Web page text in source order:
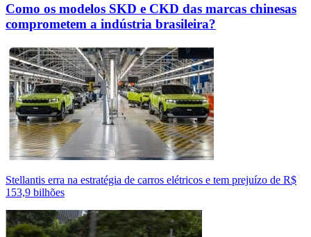
Como os modelos SKD e CKD das marcas chinesas
comprometem a indústria brasileira?
Stellantis erra na estratégia de carros elétricos e tem prejuízo de R$
153,9 bilhões